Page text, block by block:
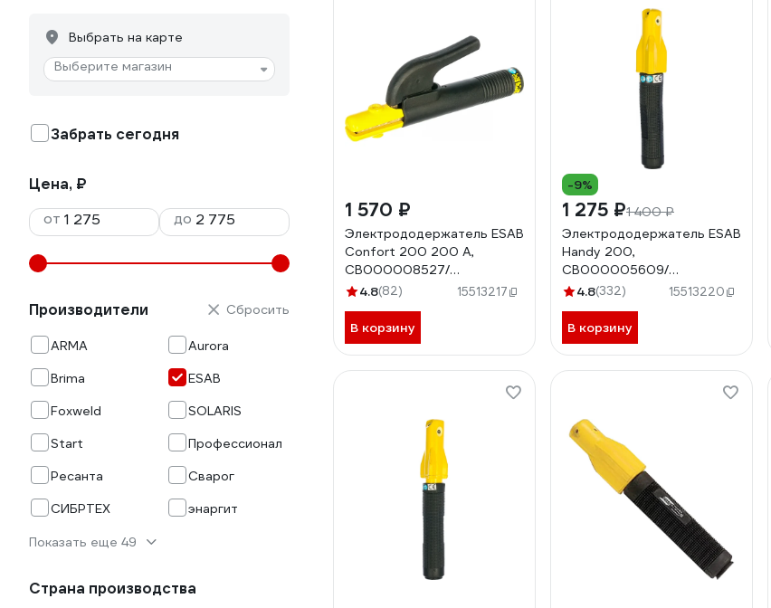
Выбрать на карте
Выберите магазин
Забрать сегодня
Цена, ₽
от
до
Производители
ARMA
Aurora
Brima
ESAB
Foxweld
SOLARIS
Start
Профессионал
Ресанта
Сварог
СИБРТЕХ
энаргит
Показать еще 49
Сбросить
Страна производства
1 570 ₽
Электрододержатель ESAB
Confort 200 200 А,
СВ000008527/
0700006004
4.8(82) 15513217
В корзину
-9%
1 275 ₽1 400 ₽
Электрододержатель ESAB
Handy 200,
СВ000005609/
0700006003
4.8(332) 15513220
В корзину